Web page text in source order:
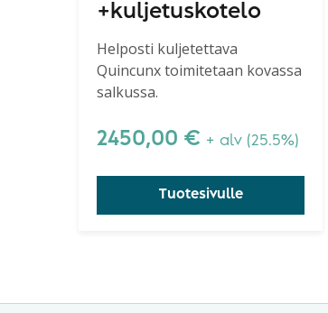
+kuljetuskotelo
Helposti kuljetettava
Quincunx toimitetaan kovassa
salkussa.
2450,00 € + alv (25.5%)
Tuotesivulle